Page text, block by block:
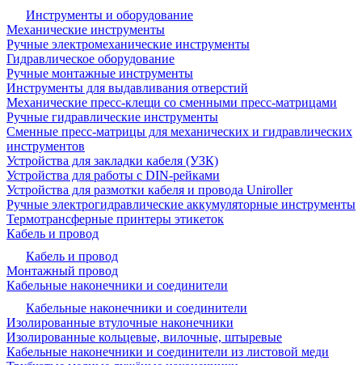
Инструменты и оборудование
Механические инструменты
Ручные электромеханические инструменты
Гидравлическое оборудование
Ручные монтажные инструменты
Инструменты для выдавливания отверстий
Механические пресс-клещи со сменными пресс-матрицами
Ручные гидравлические инструменты
Сменные пресс-матрицы для механических и гидравлических
инструментов
Устройства для закладки кабеля (УЗК)
Устройства для работы с DIN-рейками
Устройства для размотки кабеля и провода Uniroller
Ручные электрогидравлические аккумуляторные инструменты
Термотрансферные принтеры этикеток
Кабель и провод
Кабель и провод
Монтажный провод
Кабельные наконечники и соединители
Кабельные наконечники и соединители
Изолированные втулочные наконечники
Изолированные кольцевые, вилочные, штыревые
Кабельные наконечники и соединители из листовой меди